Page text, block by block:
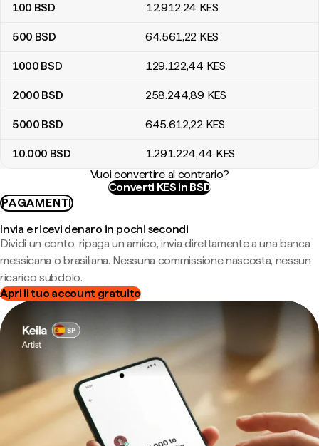
100 BSD 12.912,24 KES
500 BSD 64.561,22 KES
1000 BSD 129.122,44 KES
2000 BSD 258.244,89 KES
5000 BSD 645.612,22 KES
10.000 BSD 1.291.224,44 KES
Vuoi convertire al contrario?
Converti KES in BSD
PAGAMENTI
Invia e ricevi denaro in pochi secondi
Dividi un conto, ripaga un amico, invia direttamente a una banca
messicana o brasiliana. Nessuna commissione nascosta, nessun
ricarico subdolo.
Apri il tuo account gratuito